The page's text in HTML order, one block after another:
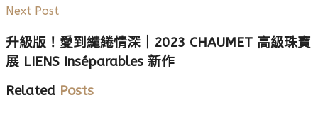
Next Post
升級版！愛到繾綣情深｜2023 CHAUMET 高級珠寶
展 LIENS Inséparables 新作
Related Posts